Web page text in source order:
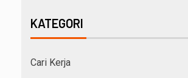
KATEGORI
Cari Kerja